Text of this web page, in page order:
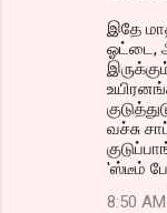
இதே
ஓட்டை,
வச்சு
'ஸ்டீம்
8:50 AM